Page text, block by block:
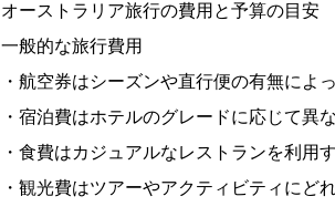
オーストラリア旅行の費用と予算の目安
一般的な旅行費用
・航空券はシーズンや直行便の有無によ
・宿泊費はホテルのグレードに応じて異
・食費はカジュアルなレストランを利用
・観光費はツアーやアクティビティにど